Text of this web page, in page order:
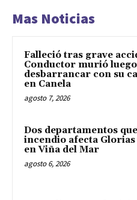
Mas Noticias
Falleció tras grave
Conductor murió
desbarrancar con su
en Canela
agosto 7, 2026
Dos departamentos
incendio afecta Glorias
en Viña del Mar
agosto 6, 2026